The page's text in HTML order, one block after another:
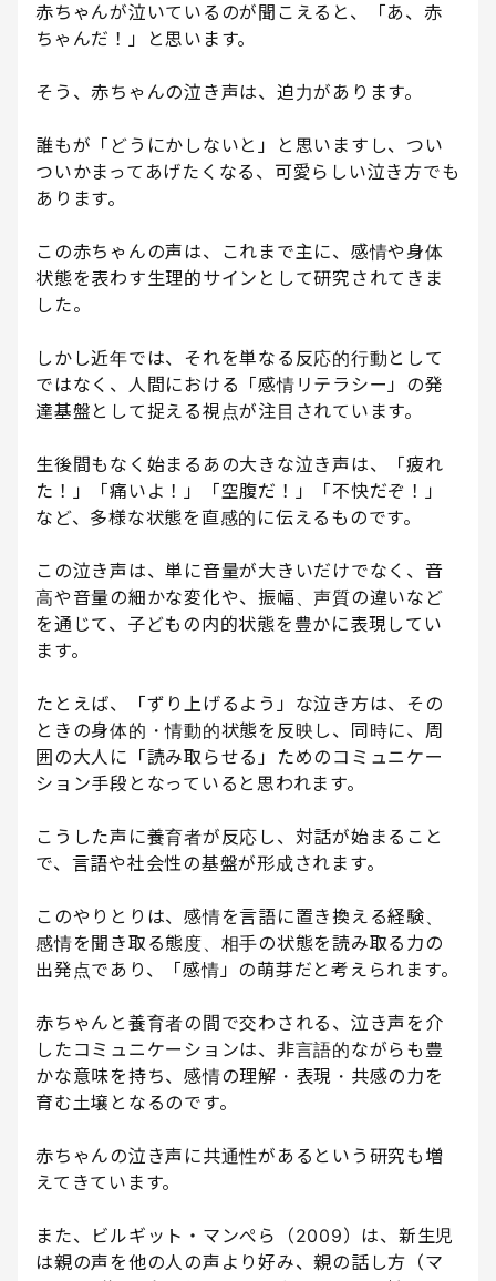
赤ちゃんが泣いているのが聞こえると、「あ、赤
ちゃんだ！」と思います。
そう、赤ちゃんの泣き声は、迫力があります。
誰もが「どうにかしないと」と思いますし、つい
ついかまってあげたくなる、可愛らしい泣き方でも
あります。
この赤ちゃんの声は、これまで主に、感情や身体
状態を表わす生理的サインとして研究されてきま
した。
しかし近年では、それを単なる反応的行動として
ではなく、人間における「感情リテラシー」の発
達基盤として捉える視点が注目されています。
生後間もなく始まるあの大きな泣き声は、「疲れ
た！」「痛いよ！」「空腹だ！」「不快だぞ！」
など、多様な状態を直感的に伝えるものです。
この泣き声は、単に音量が大きいだけでなく、音
高や音量の細かな変化や、振幅、声質の違いなど
を通じて、子どもの内的状態を豊かに表現してい
ます。
たとえば、「ずり上げるよう」な泣き方は、その
ときの身体的・情動的状態を反映し、同時に、周
囲の大人に「読み取らせる」ためのコミュニケー
ション手段となっていると思われます。
こうした声に養育者が反応し、対話が始まること
で、言語や社会性の基盤が形成されます。
このやりとりは、感情を言語に置き換える経験、
感情を聞き取る態度、相手の状態を読み取る力の
出発点であり、「感情」の萌芽だと考えられます。
赤ちゃんと養育者の間で交わされる、泣き声を介
したコミュニケーションは、非言語的ながらも豊
かな意味を持ち、感情の理解・表現・共感の力を
育む土壌となるのです。
赤ちゃんの泣き声に共通性があるという研究も増
えてきています。
また、ビルギット・マンぺら（2009）は、新生児
は親の声を他の人の声より好み、親の話し方（マ